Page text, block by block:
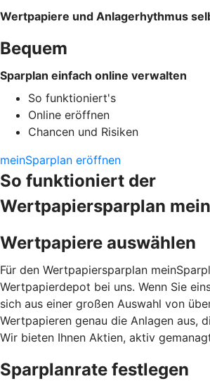
Wertpapiere und Anlagerhythmus
Bequem
Sparplan einfach online verwalten
So funktioniert's
Online eröffnen
Chancen und Risiken
meinSparplan eröffnen
So funktioniert der
Wertpapiersparplan
Wertpapiere auswählen
Für den Wertpapiersparplan
Wertpapierdepot bei uns. Wenn Sie
sich aus einer großen Auswahl von
Wertpapieren genau die Anlagen aus,
Wir bieten Ihnen Aktien, aktiv
Sparplanrate festlegen